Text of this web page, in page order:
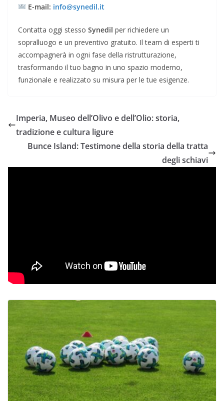
E-mail: info@synedil.it
Contatta oggi stesso Synedil per richiedere un
sopralluogo e un preventivo gratuito. Il team di esperti ti
accompagnerà in ogni fase della ristrutturazione,
trasformando il tuo bagno in uno spazio moderno,
funzionale e realizzato su misura per le tue esigenze.
Imperia, Museo dell’Olivo e dell’Olio: storia,
tradizione e cultura ligure
Bunce Island: Testimone della storia della tratta
degli schiavi